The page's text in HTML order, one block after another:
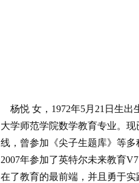
杨悦 女，1972年5月21日生出
大学师范学院数学教育专业。
线，曾参加《尖子生题库》等
2007年参加了英特尔未来教育
在了教育的最前端，并且勇于